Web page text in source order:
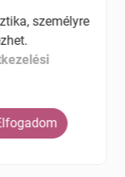
személyre